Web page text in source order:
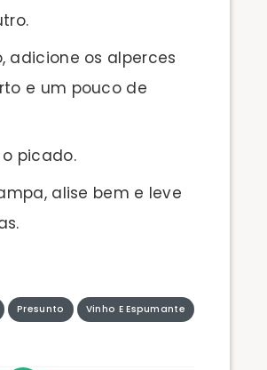
adicione os alperces
e um pouco de
picado.
alise bem e leve
Presunto Vinho E Espumante